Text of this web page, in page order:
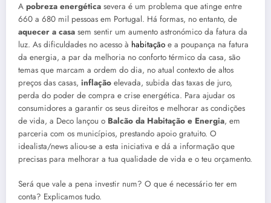
A pobreza energética severa é um problema que atinge entre
660 a 680 mil pessoas em Portugal. Há formas, no entanto, de
aquecer a casa sem sentir um aumento astronómico da fatura da
luz. As dificuldades no acesso à habitação e a poupança na fatura
da energia, a par da melhoria no conforto térmico da casa, são
temas que marcam a ordem do dia, no atual contexto de altos
preços das casas, inflação elevada, subida das taxas de juro,
perda do poder de compra e crise energética. Para ajudar os
consumidores a garantir os seus direitos e melhorar as condições
de vida, a Deco lançou o Balcão da Habitação e Energia, em
parceria com os municípios, prestando apoio gratuito. O
idealista/news aliou-se a esta iniciativa e dá a informação que
precisas para melhorar a tua qualidade de vida e o teu orçamento.
Será que vale a pena investir num? O que é necessário ter em
conta? Explicamos tudo.